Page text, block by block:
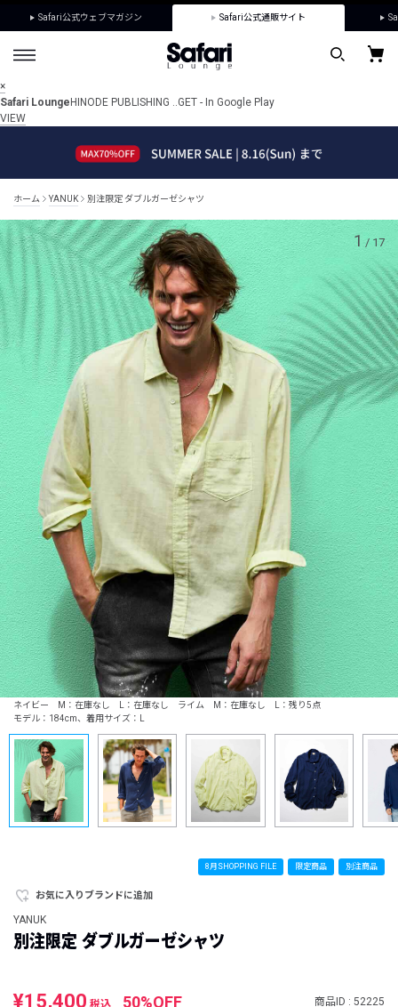
×
Safari Lounge HINODE PUBLISHING ..GET - In Google Play
VIEW
Safari公式ウェブマガジン Safari公式通販サイト
ホーム YANUK 別注限定 ダブルガーゼシャツ
ネイビー M：在庫なし L：在庫なし ライム M：在庫なし L：残り5点
モデル：184cm、着用サイズ：L
1 / 17
別注商品
限定商品
8月SHOPPING FILE
お気に入りブランドに追加
YANUK
別注限定 ダブルガーゼシャツ
¥15,400 税込 50%OFF 商品ID : 52225